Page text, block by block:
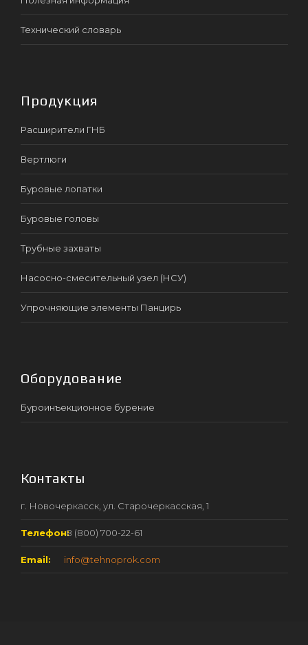
Технический словарь
Продукция
Расширители ГНБ
Вертлюги
Буровые лопатки
Буровые головы
Трубные захваты
Насосно-смесительный узел (НСУ)
Упрочняющие элементы Панцирь
Оборудование
Буроинъекционное бурение
Контакты
г. Новочеркасск, ул. Старочеркасская, 1
Телефон:8 (800) 700-22-61
Email: info@tehnoprok.com